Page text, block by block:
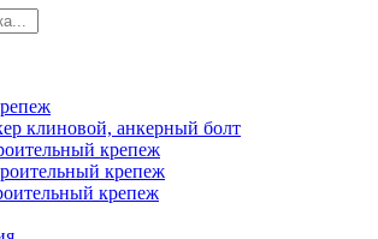
клиновой, анкерный болт
крепеж
крепеж
крепеж